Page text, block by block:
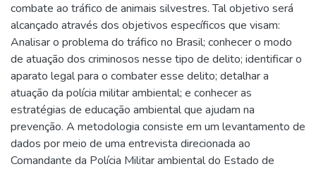
combate ao tráfico de animais silvestres. Tal objetivo será
alcançado através dos objetivos específicos que visam:
Analisar o problema do tráfico no Brasil; conhecer o modo
de atuação dos criminosos nesse tipo de delito; identificar o
aparato legal para o combater esse delito; detalhar a
atuação da polícia militar ambiental; e conhecer as
estratégias de educação ambiental que ajudam na
prevenção. A metodologia consiste em um levantamento de
dados por meio de uma entrevista direcionada ao
Comandante da Polícia Militar ambiental do Estado de